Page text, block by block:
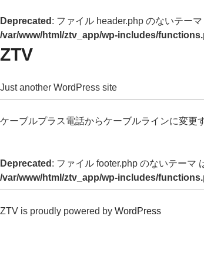
Deprecated : ファイル header.php のないテー
/var/www/html/ztv_app/wp-includes/
ZTV
Just another WordPress site
ケーブルプラス電話からケーブルラインに変更
Deprecated : ファイル footer.php のないテーマ
/var/www/html/ztv_app/wp-includes/
ZTV is proudly powered by WordPress